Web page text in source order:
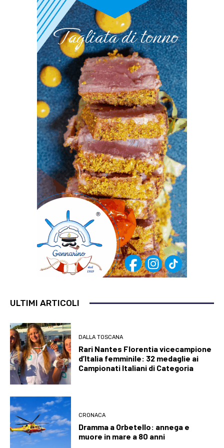
ULTIMI ARTICOLI
DALLA TOSCANA
Rari Nantes Florentia vicecampione
d’Italia femminile: 32 medaglie ai
Campionati Italiani di Categoria
CRONACA
Dramma a Orbetello: annega e
muore in mare a 80 anni